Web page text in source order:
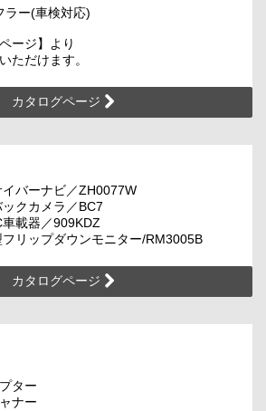
ラー(車検対応)
ージ】より
ただけます。
カタログページ
イバーナビ／ZH0077W
ックカメラ／BC7
車載器／909KDZ
フリップダウンモニター/RM3005B
カタログページ
ター
ナー